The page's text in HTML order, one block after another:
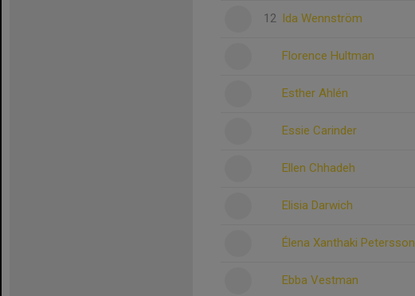
12 Ida Wennström
Florence Hultman
Esther Ahlén
Essie Carinder
Ellen Chhadeh
Elisia Darwich
Élena Xanthaki Petersson
Ebba Vestman